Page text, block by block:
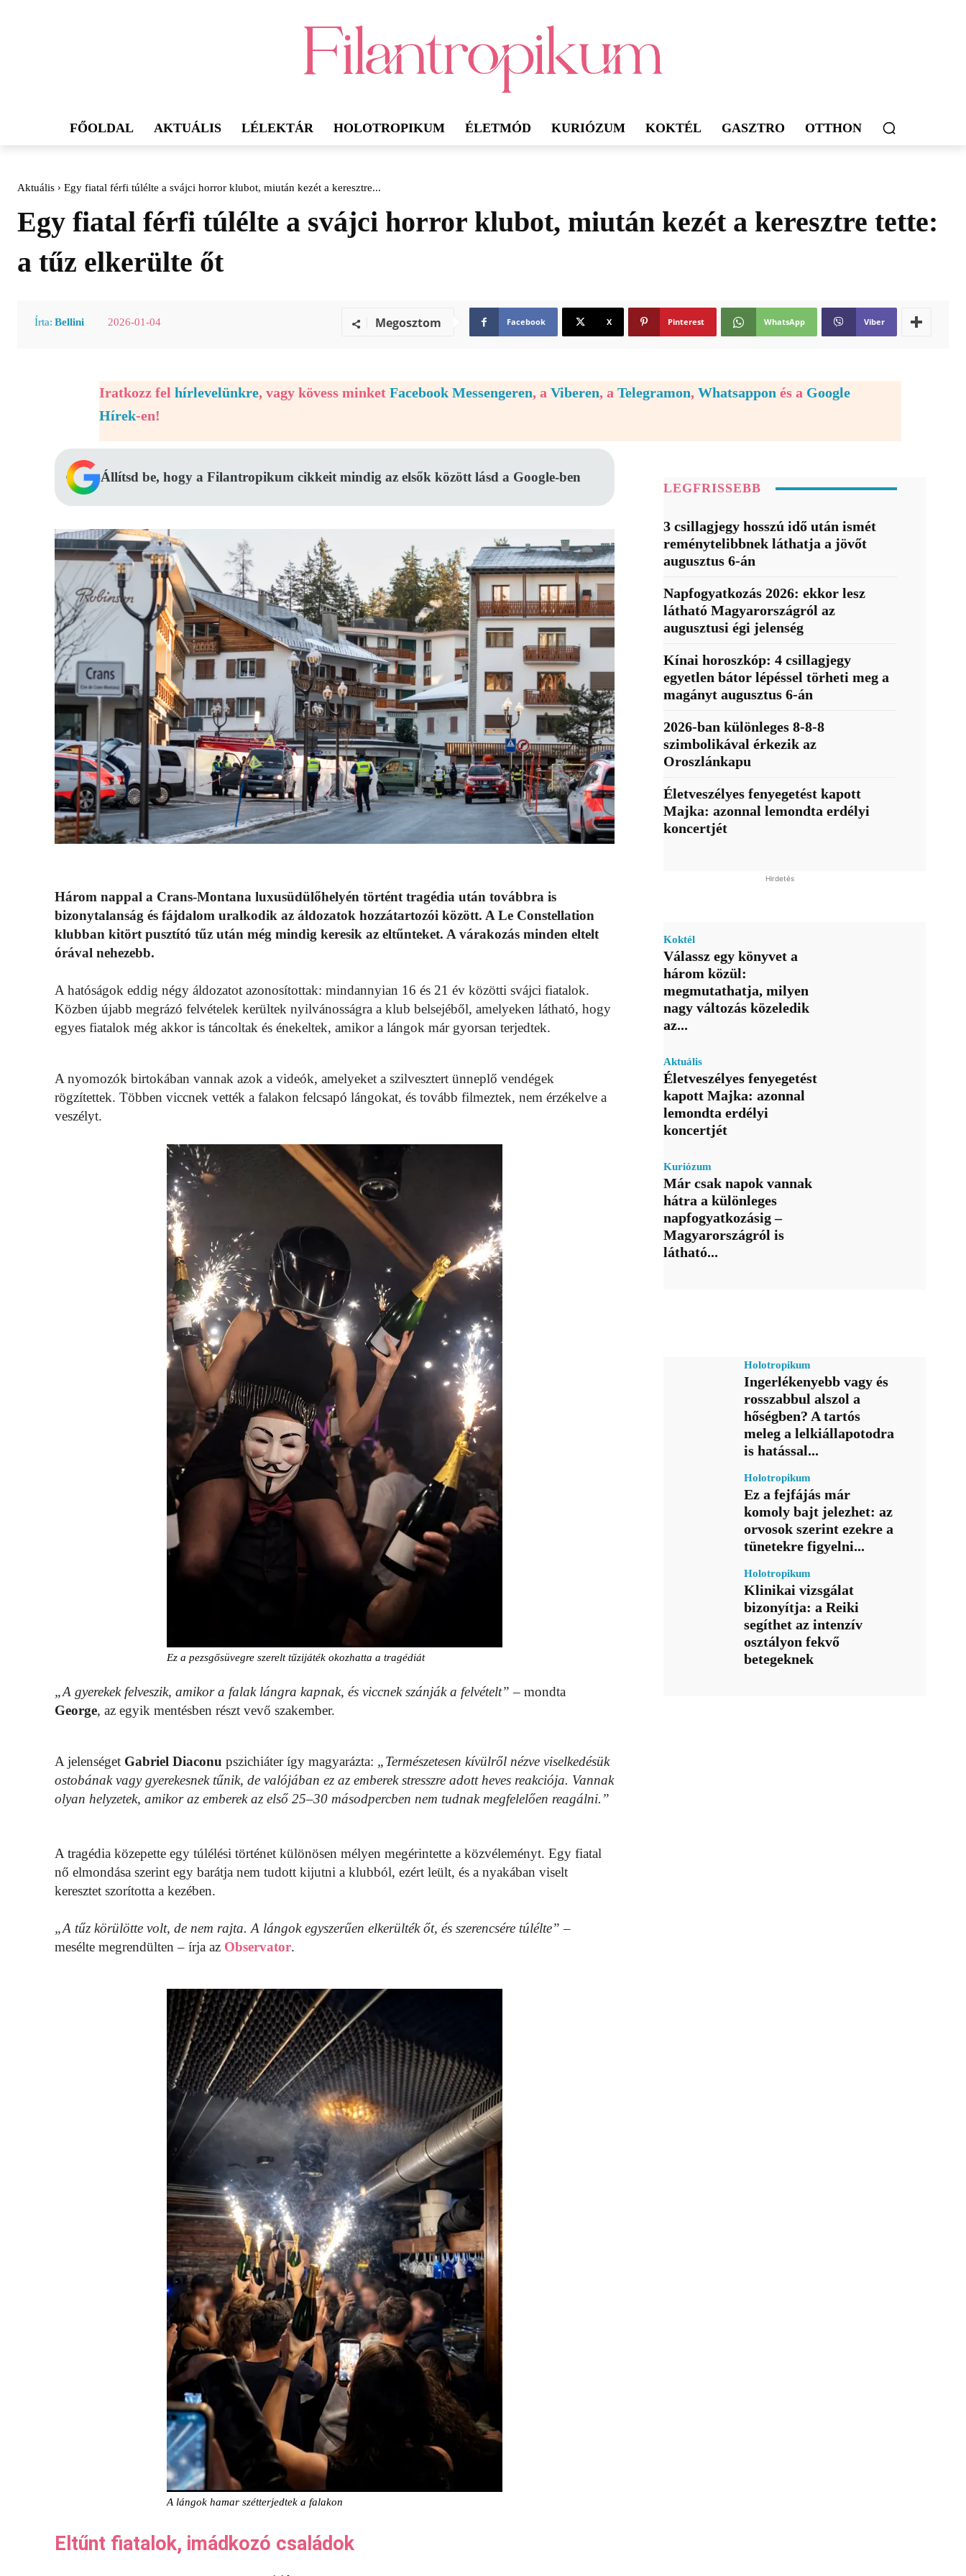
FŐOLDAL AKTUÁLIS LÉLEKTÁR HOLOTROPIKUM ÉLETMÓD KURIÓZUM KOKTÉL GASZTRO OTTHON
Aktuális Egy fiatal férfi túlélte a svájci horror klubot, miután kezét a keresztre...
Egy fiatal férfi túlélte a svájci horror klubot, miután kezét a keresztre tette:
a tűz elkerülte őt
Írta: Bellini 2026-01-04 Megosztom Facebook X Pinterest WhatsApp Viber
Iratkozz fel hírlevelünkre, vagy kövess minket Facebook Messengeren, a Viberen, a Telegramon, Whatsappon és a Google
Hírek-en!
Állítsd be, hogy a Filantropikum cikkeit mindig az elsők között lásd a Google-ben
Három nappal a Crans-Montana luxusüdülőhelyén történt tragédia után továbbra is
bizonytalanság és fájdalom uralkodik az áldozatok hozzátartozói között. A Le Constellation
klubban kitört pusztító tűz után még mindig keresik az eltűnteket. A várakozás minden eltelt
órával nehezebb.
A hatóságok eddig négy áldozatot azonosítottak: mindannyian 16 és 21 év közötti svájci fiatalok.
Közben újabb megrázó felvételek kerültek nyilvánosságra a klub belsejéből, amelyeken látható, hogy
egyes fiatalok még akkor is táncoltak és énekeltek, amikor a lángok már gyorsan terjedtek.
A nyomozók birtokában vannak azok a videók, amelyeket a szilvesztert ünneplő vendégek
rögzítettek. Többen viccnek vették a falakon felcsapó lángokat, és tovább filmeztek, nem érzékelve a
veszélyt.
Ez a pezsgősüvegre szerelt tűzijáték okozhatta a tragédiát
„A gyerekek felveszik, amikor a falak lángra kapnak, és viccnek szánják a felvételt” – mondta
George, az egyik mentésben részt vevő szakember.
A jelenséget Gabriel Diaconu pszichiáter így magyarázta: „Természetesen kívülről nézve viselkedésük
ostobának vagy gyerekesnek tűnik, de valójában ez az emberek stresszre adott heves reakciója. Vannak
olyan helyzetek, amikor az emberek az első 25–30 másodpercben nem tudnak megfelelően reagálni.”
A tragédia közepette egy túlélési történet különösen mélyen megérintette a közvéleményt. Egy fiatal
nő elmondása szerint egy barátja nem tudott kijutni a klubból, ezért leült, és a nyakában viselt
keresztet szorította a kezében.
„A tűz körülötte volt, de nem rajta. A lángok egyszerűen elkerülték őt, és szerencsére túlélte” –
mesélte megrendülten – írja az Observator.
A lángok hamar szétterjedtek a falakon
Eltűnt fiatalok, imádkozó családok
LEGFRISSEBB
3 csillagjegy hosszú idő után ismét
reménytelibbnek láthatja a jövőt
augusztus 6-án
Napfogyatkozás 2026: ekkor lesz
látható Magyarországról az
augusztusi égi jelenség
Kínai horoszkóp: 4 csillagjegy
egyetlen bátor lépéssel törheti meg a
magányt augusztus 6-án
2026-ban különleges 8-8-8
szimbolikával érkezik az
Oroszlánkapu
Életveszélyes fenyegetést kapott
Majka: azonnal lemondta erdélyi
koncertjét
Hirdetés
Koktél
Válassz egy könyvet a
három közül:
megmutathatja, milyen
nagy változás közeledik
az...
Aktuális
Életveszélyes fenyegetést
kapott Majka: azonnal
lemondta erdélyi
koncertjét
Kuriózum
Már csak napok vannak
hátra a különleges
napfogyatkozásig –
Magyarországról is
látható...
Holotropikum
Ingerlékenyebb vagy és
rosszabbul alszol a
hőségben? A tartós
meleg a lelkiállapotodra
is hatással...
Holotropikum
Ez a fejfájás már
komoly bajt jelezhet: az
orvosok szerint ezekre a
tünetekre figyelni...
Holotropikum
Klinikai vizsgálat
bizonyítja: a Reiki
segíthet az intenzív
osztályon fekvő
betegeknek